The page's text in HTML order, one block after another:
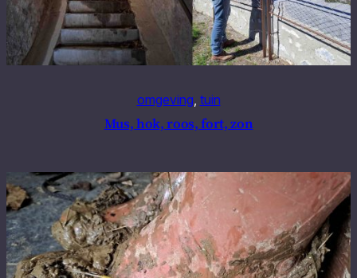
omgeving, tuin
Mus, hok, roos, fort, zon